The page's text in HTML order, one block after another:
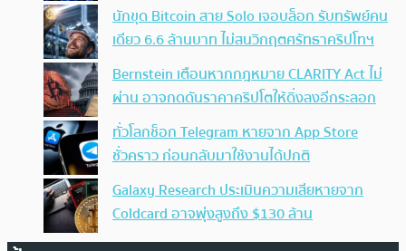
นักขุด Bitcoin สาย Solo เจอบล็อก รับทรัพย์คน
เดียว 6.6 ล้านบาท ไม่สนวิกฤตศรัทธาคริปโทฯ
Bernstein เตือนหากกฎหมาย CLARITY Act ไม่
ผ่าน อาจกดดันราคาคริปโตให้ดิ่งลงอีกระลอก
ทั่วโลกช็อก Telegram หายจาก App Store
ชั่วคราว ก่อนกลับมาใช้งานได้ปกติ
Galaxy Research ประเมินความเสียหายจาก
Coldcard อาจพุ่งสูงถึง $130 ล้าน